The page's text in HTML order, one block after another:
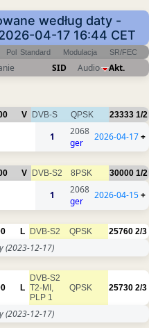
według daty -
04-17 16:44 CET
Pol Standard Modulacja SR/FEC
SID Audio Akt.
V DVB-S QPSK 23333 1/2
1
2068
ger
2026-04-17+
V DVB-S2 8PSK 30000 1/2
1
2068
ger
2026-04-15+
L DVB-S2 QPSK 25760 2/3
(2023-12-17)
L
DVB-S2
T2-MI,
PLP 1
QPSK 25730 2/3
(2023-12-17)